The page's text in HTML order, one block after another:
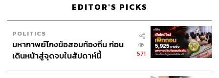
EDITOR'S PICKS
POLITICS
มหากาพย์โกงข้อสอบท้องถิ่น ก่อน
เดินหน้าสู่จุดจบในสัปดาห์นี้
571